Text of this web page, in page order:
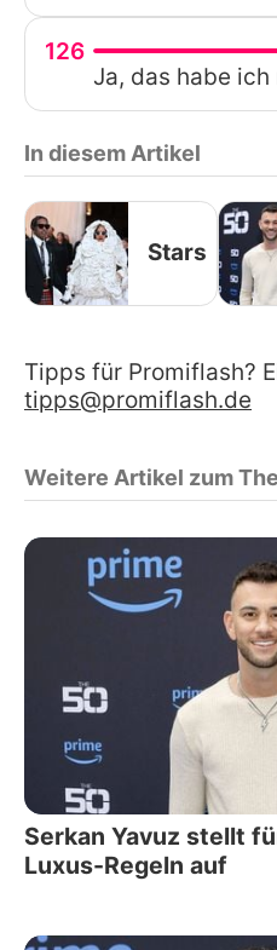
126
Ja, das habe
In diesem Artikel
Stars
Tipps für Promiflash?
tipps@promiflash.de
Weitere Artikel zum
Serkan Yavuz stellt
Luxus-Regeln auf